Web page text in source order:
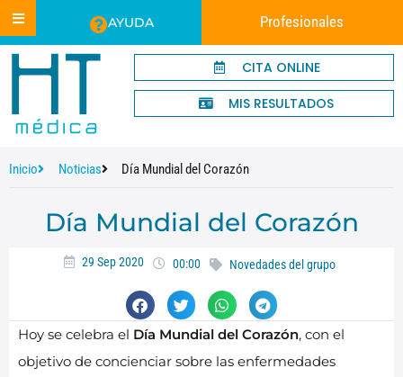
AYUDA Profesionales
CITA ONLINE
MIS RESULTADOS
Inicio Noticias Día Mundial del Corazón
Día Mundial del Corazón
29 Sep 2020 00:00 Novedades del grupo
​Hoy se celebra el Día Mundial del Corazón, con el
objetivo de concienciar sobre las enfermedades